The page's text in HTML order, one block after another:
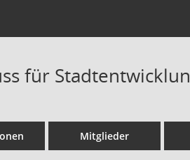
für
Mitglieder